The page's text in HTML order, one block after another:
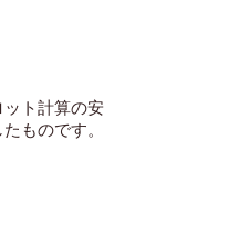
ト計算の安
ものです。